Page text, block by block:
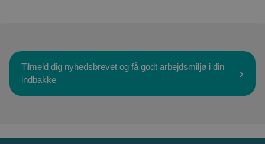
Tilmeld dig nyhedsbrevet og få godt arbejdsmiljø i din
indbakke